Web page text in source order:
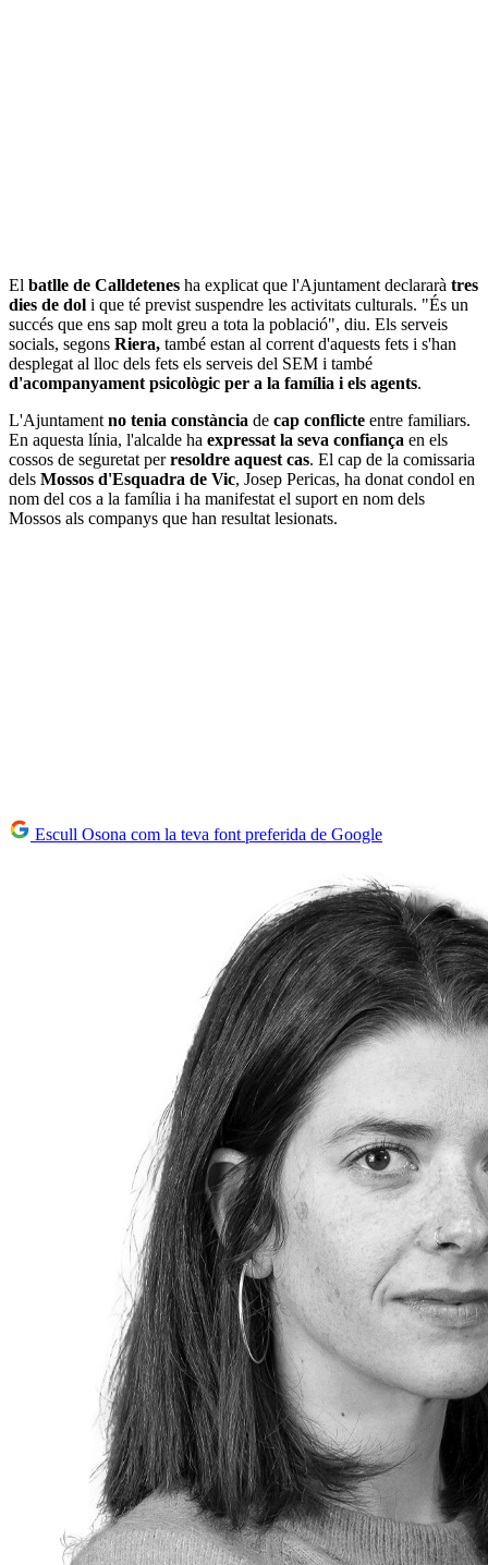
El batlle de Calldetenes ha explicat que l'Ajuntament declararà tres
dies de dol i que té previst suspendre les activitats culturals. "És un
succés que ens sap molt greu a tota la població", diu. Els serveis
socials, segons Riera, també estan al corrent d'aquests fets i s'han
desplegat al lloc dels fets els serveis del SEM i també
d'acompanyament psicològic per a la família i els agents.
L'Ajuntamentno tenia constància de cap conflicte entre familiars.
En aquesta línia, l'alcalde ha expressat la seva confiança en els
cossos de seguretat perresoldre aquest cas. El cap de la comissaria
dels Mossos d'Esquadra de Vic, Josep Pericas, ha donat condol en
nom del cos a la família i ha manifestat el suport en nom dels
Mossos als companys que han resultat lesionats.
Escull Osona com la teva font preferida de Google